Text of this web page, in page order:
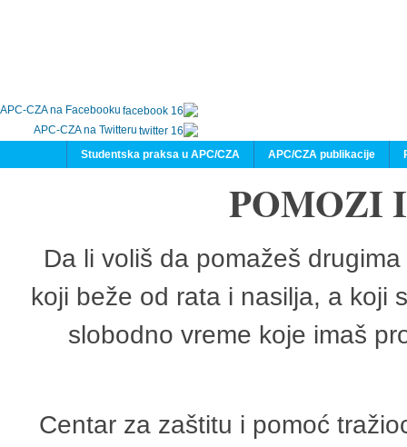
APC-CZA na Facebooku
APC-CZA na Twitteru
APC/CZA publikacije
Studentska praksa u APC/CZA
POMOZI
Da li voliš da pomažeš
koji beže od rata i nasilja, a koji
slobodno vreme koje imaš
Centar za zaštitu i pomoć